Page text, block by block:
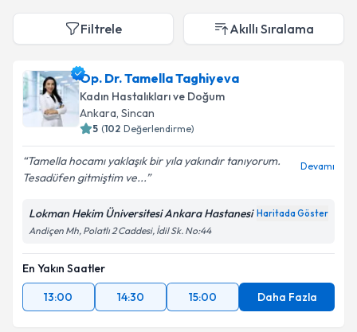
Filtrele Akıllı Sıralama
Op. Dr. Tamella Taghiyeva
Kadın Hastalıkları ve Doğum
Ankara, Sincan
5 (102 Değerlendirme)
Tamella hocamı yaklaşık bir yıla yakındır tanıyorum.
Tesadüfen gitmiştim ve...
Devamı
Lokman Hekim Üniversitesi Ankara Hastanesi Haritada Göster
Andiçen Mh, Polatlı 2 Caddesi, İdil Sk. No:44
En Yakın Saatler
13:00
14:30 15:00 Daha Fazla